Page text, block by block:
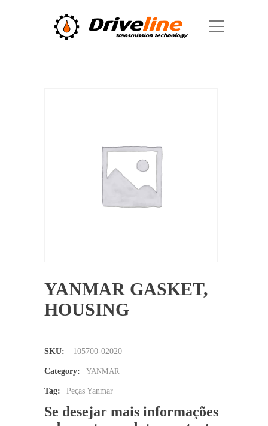
YANMAR GASKET,
HOUSING
SKU: 105700-02020
Category: YANMAR
Tag: Peças Yanmar
Se desejar mais informações